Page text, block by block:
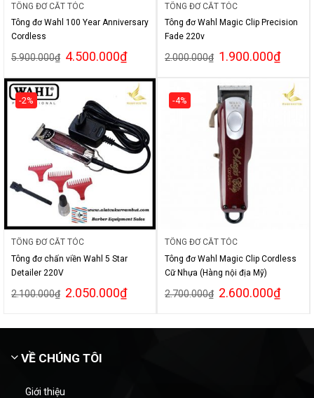
TÔNG ĐƠ CẮT TÓC
Tông đơ Wahl 100 Year Anniversary
Cordless
5.900.000₫ 4.500.000₫
TÔNG ĐƠ CẮT TÓC
Tông đơ Wahl Magic Clip Precision
Fade 220v
2.000.000₫ 1.900.000₫
-2%
TÔNG ĐƠ CẮT TÓC
Tông đơ chấn viền Wahl 5 Star
Detailer 220V
2.100.000₫ 2.050.000₫
-4%
TÔNG ĐƠ CẮT TÓC
Tông đơ Wahl Magic Clip Cordless
Cữ Nhựa (Hàng nội địa Mỹ)
2.700.000₫ 2.600.000₫
VỀ CHÚNG TÔI
Giới thiệu